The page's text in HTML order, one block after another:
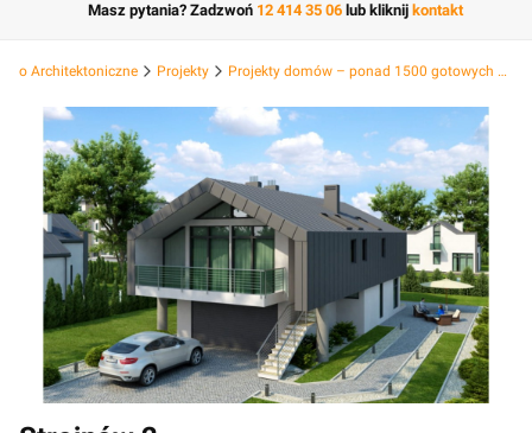
Masz pytania? Zadzwoń 12 414 35 06 lub kliknij kontakt
Architektoniczne Projekty Projekty domów – ponad 1500 gotowych projektów